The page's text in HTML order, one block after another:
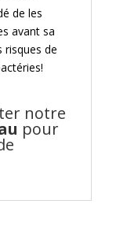
de les
avant sa
risques de
notre
pour